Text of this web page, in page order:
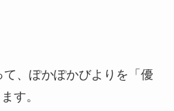
、ぽかぽかびよりを「優
す。